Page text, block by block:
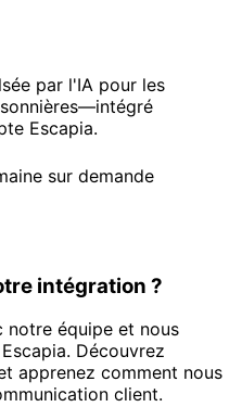
par l'IA pour les
Escapia.
sur demande
intégration ?
notre équipe et nous
Découvrez
apprenez comment nous
client.